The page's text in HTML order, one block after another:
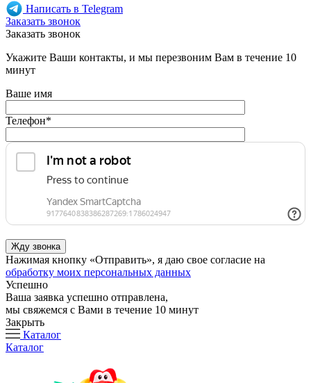
Написать в Telegram
Заказать звонок
Заказать звонок
Укажите Ваши контакты, и мы перезвоним Вам в течение 10
минут
Ваше имя
Телефон*
Нажимая кнопку «Отправить», я даю свое согласие на
обработку моих персональных данных
Успешно
Ваша заявка успешно отправлена,
мы свяжемся с Вами в течение 10 минут
Закрыть
Каталог
Каталог